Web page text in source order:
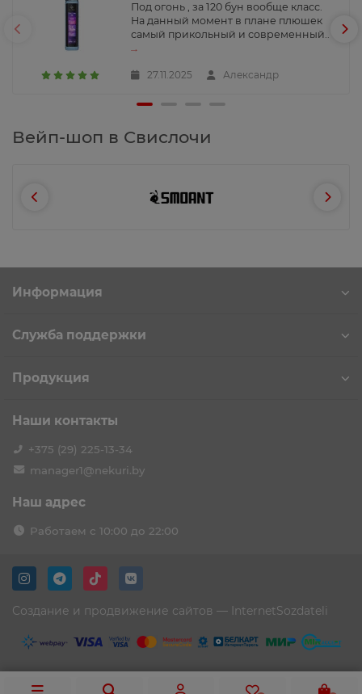
Под огонь , за 120 бун вообще класс.
На данный момент в плане плюшек
самый прикольный и современный..
→
27.11.2025 Александр
Вейп-шоп в Свислочи
Информация
Служба поддержки
Продукция
Наши контакты
+375 (29) 225-13-34
manager1@nekuri.by
Наш адрес
Работаем с 10:00 до 22:00
Создание и продвижение сайтов — InternetSozdateli